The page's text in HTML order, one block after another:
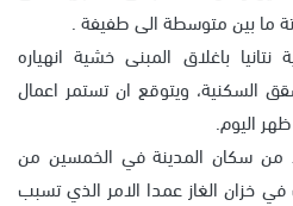
ما بين متوسطة الى طفيفة .
باغلاق المبنى خشية انهياره
السكنية، ويتوقع ان تستمر اعمال
اليوم.
من سكان المدينة في الخمسين من
في خزان الغاز عمدا الامر الذي تسبب